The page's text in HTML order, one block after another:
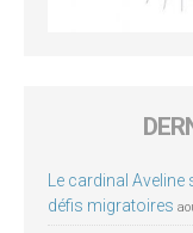
Le cardinal
défis migratoires